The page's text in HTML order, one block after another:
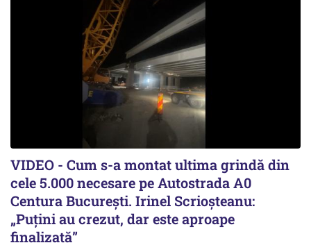
VIDEO - Cum s-a montat ultima grindă din
cele 5.000 necesare pe Autostrada A0
Centura București. Irinel Scrioșteanu:
„Puțini au crezut, dar este aproape
finalizată”